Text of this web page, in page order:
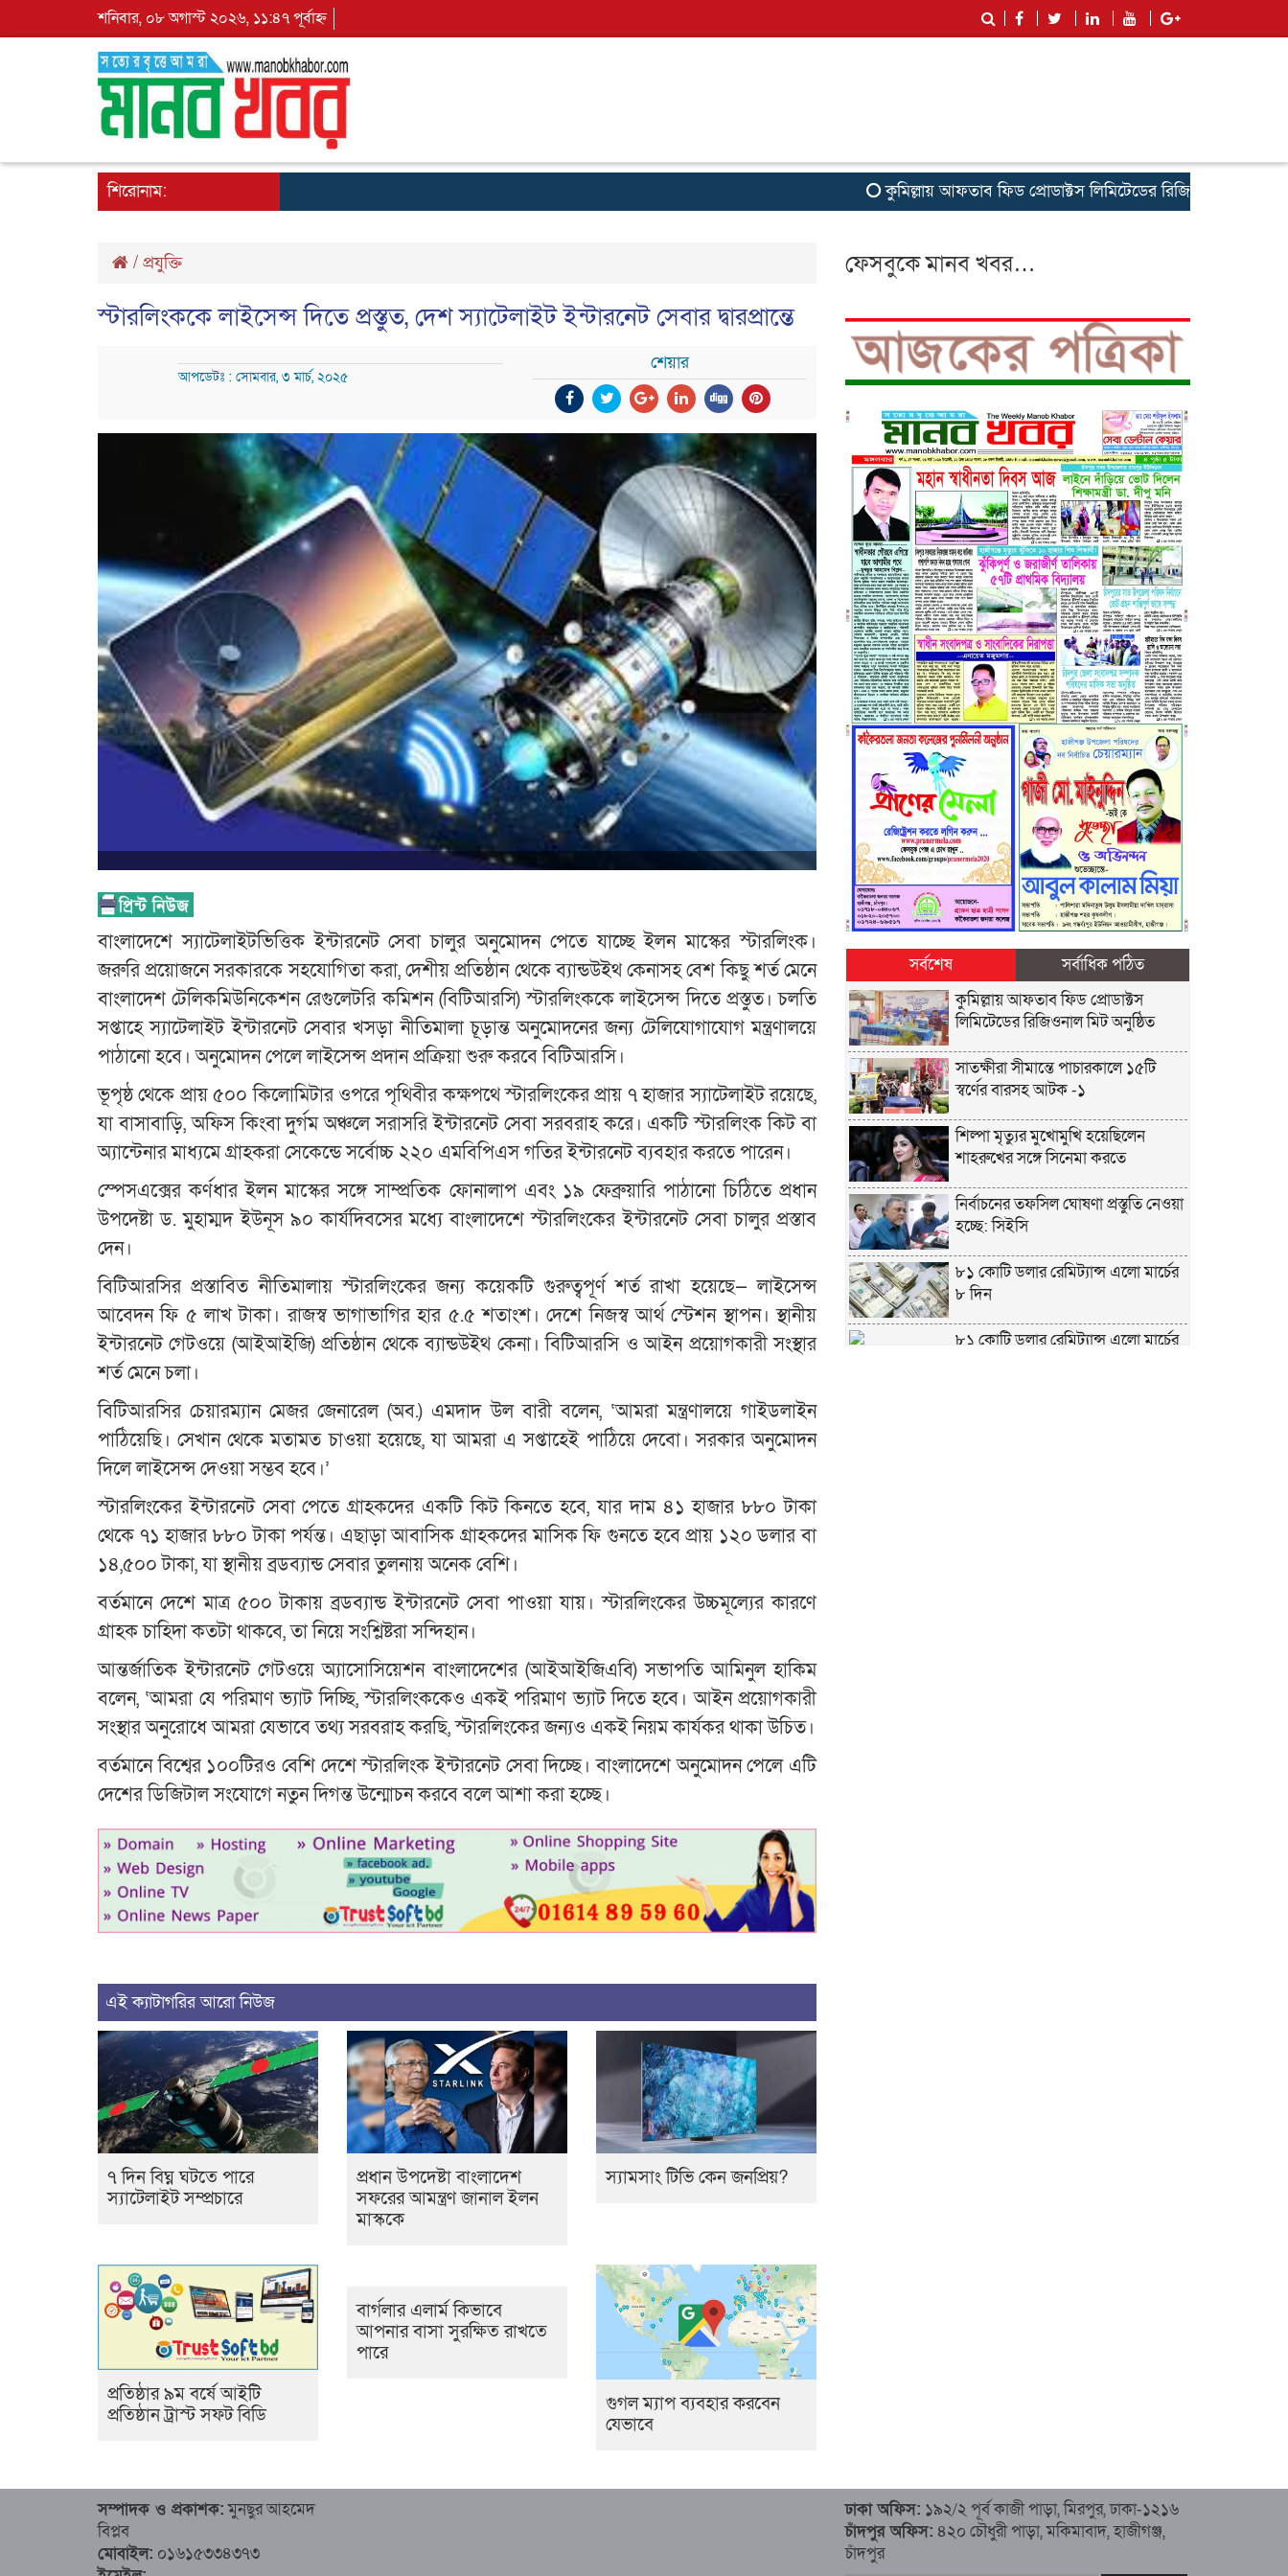
শনিবার, ০৮ অগাস্ট ২০২৬, ১১:৪৭ পূর্বাহ্ন
শিরোনাম: কুমিল্লায় আফতাব ফিড প্রোডাক্টস লিমিটেডের রিজিওনাল মিট অনুষ্ঠিত
/ প্রযুক্তি
স্টারলিংককে লাইসেন্স দিতে প্রস্তুত, দেশ স্যাটেলাইট ইন্টারনেট সেবার দ্বারপ্রান্তে
আপডেটঃ : সোমবার, ৩ মার্চ, ২০২৫
শেয়ার
বাংলাদেশে স্যাটেলাইটভিত্তিক ইন্টারনেট সেবা চালুর অনুমোদন পেতে যাচ্ছে ইলন মাস্কের স্টারলিংক।
জরুরি প্রয়োজনে সরকারকে সহযোগিতা করা, দেশীয় প্রতিষ্ঠান থেকে ব্যান্ডউইথ কেনাসহ বেশ কিছু শর্ত মেনে
বাংলাদেশ টেলিকমিউনিকেশন রেগুলেটরি কমিশন (বিটিআরসি) স্টারলিংককে লাইসেন্স দিতে প্রস্তুত। চলতি
সপ্তাহে স্যাটেলাইট ইন্টারনেট সেবার খসড়া নীতিমালা চূড়ান্ত অনুমোদনের জন্য টেলিযোগাযোগ মন্ত্রণালয়ে
পাঠানো হবে। অনুমোদন পেলে লাইসেন্স প্রদান প্রক্রিয়া শুরু করবে বিটিআরসি।
ভূপৃষ্ঠ থেকে প্রায় ৫০০ কিলোমিটার ওপরে পৃথিবীর কক্ষপথে স্টারলিংকের প্রায় ৭ হাজার স্যাটেলাইট রয়েছে,
যা বাসাবাড়ি, অফিস কিংবা দুর্গম অঞ্চলে সরাসরি ইন্টারনেট সেবা সরবরাহ করে। একটি স্টারলিংক কিট বা
অ্যান্টেনার মাধ্যমে গ্রাহকরা সেকেন্ডে সর্বোচ্চ ২২০ এমবিপিএস গতির ইন্টারনেট ব্যবহার করতে পারেন।
স্পেসএক্সের কর্ণধার ইলন মাস্কের সঙ্গে সাম্প্রতিক ফোনালাপ এবং ১৯ ফেব্রুয়ারি পাঠানো চিঠিতে প্রধান
উপদেষ্টা ড. মুহাম্মদ ইউনূস ৯০ কার্যদিবসের মধ্যে বাংলাদেশে স্টারলিংকের ইন্টারনেট সেবা চালুর প্রস্তাব
দেন।
বিটিআরসির প্রস্তাবিত নীতিমালায় স্টারলিংকের জন্য কয়েকটি গুরুত্বপূর্ণ শর্ত রাখা হয়েছে— লাইসেন্স
আবেদন ফি ৫ লাখ টাকা। রাজস্ব ভাগাভাগির হার ৫.৫ শতাংশ। দেশে নিজস্ব আর্থ স্টেশন স্থাপন। স্থানীয়
ইন্টারনেট গেটওয়ে (আইআইজি) প্রতিষ্ঠান থেকে ব্যান্ডউইথ কেনা। বিটিআরসি ও আইন প্রয়োগকারী সংস্থার
শর্ত মেনে চলা।
বিটিআরসির চেয়ারম্যান মেজর জেনারেল (অব.) এমদাদ উল বারী বলেন, ‘আমরা মন্ত্রণালয়ে গাইডলাইন
পাঠিয়েছি। সেখান থেকে মতামত চাওয়া হয়েছে, যা আমরা এ সপ্তাহেই পাঠিয়ে দেবো। সরকার অনুমোদন
দিলে লাইসেন্স দেওয়া সম্ভব হবে।’
স্টারলিংকের ইন্টারনেট সেবা পেতে গ্রাহকদের একটি কিট কিনতে হবে, যার দাম ৪১ হাজার ৮৮০ টাকা
থেকে ৭১ হাজার ৮৮০ টাকা পর্যন্ত। এছাড়া আবাসিক গ্রাহকদের মাসিক ফি গুনতে হবে প্রায় ১২০ ডলার বা
১৪,৫০০ টাকা, যা স্থানীয় ব্রডব্যান্ড সেবার তুলনায় অনেক বেশি।
বর্তমানে দেশে মাত্র ৫০০ টাকায় ব্রডব্যান্ড ইন্টারনেট সেবা পাওয়া যায়। স্টারলিংকের উচ্চমূল্যের কারণে
গ্রাহক চাহিদা কতটা থাকবে, তা নিয়ে সংশ্লিষ্টরা সন্দিহান।
আন্তর্জাতিক ইন্টারনেট গেটওয়ে অ্যাসোসিয়েশন বাংলাদেশের (আইআইজিএবি) সভাপতি আমিনুল হাকিম
বলেন, ‘আমরা যে পরিমাণ ভ্যাট দিচ্ছি, স্টারলিংককেও একই পরিমাণ ভ্যাট দিতে হবে। আইন প্রয়োগকারী
সংস্থার অনুরোধে আমরা যেভাবে তথ্য সরবরাহ করছি, স্টারলিংকের জন্যও একই নিয়ম কার্যকর থাকা উচিত।
বর্তমানে বিশ্বের ১০০টিরও বেশি দেশে স্টারলিংক ইন্টারনেট সেবা দিচ্ছে। বাংলাদেশে অনুমোদন পেলে এটি
দেশের ডিজিটাল সংযোগে নতুন দিগন্ত উন্মোচন করবে বলে আশা করা হচ্ছে।
এই ক্যাটাগরির আরো নিউজ
৭ দিন বিঘ্ন ঘটতে পারে
স্যাটেলাইট সম্প্রচারে
প্রধান উপদেষ্টা বাংলাদেশ
সফরের আমন্ত্রণ জানাল ইলন
মাস্ককে
স্যামসাং টিভি কেন জনপ্রিয়?
প্রতিষ্ঠার ৯ম বর্ষে আইটি
প্রতিষ্ঠান ট্রাস্ট সফট বিডি
বার্গলার এলার্ম কিভাবে
আপনার বাসা সুরক্ষিত রাখতে
পারে
গুগল ম্যাপ ব্যবহার করবেন
যেভাবে
ফেসবুকে মানব খবর…
সর্বশেষ
সর্বাধিক পঠিত
কুমিল্লায় আফতাব ফিড প্রোডাক্টস
লিমিটেডের রিজিওনাল মিট অনুষ্ঠিত
সাতক্ষীরা সীমান্তে পাচারকালে ১৫টি
স্বর্ণের বারসহ আটক -১
শিল্পা মৃত্যুর মুখোমুখি হয়েছিলেন
শাহরুখের সঙ্গে সিনেমা করতে
নির্বাচনের তফসিল ঘোষণা প্রস্তুতি নেওয়া
হচ্ছে: সিইসি
৮১ কোটি ডলার রেমিট্যান্স এলো মার্চের
৮ দিন
৮১ কোটি ডলার রেমিট্যান্স এলো মার্চের
সম্পাদক ও প্রকাশক:মুনছুর আহমেদ
বিপ্লব
মোবাইল: ০১৬১৫৩৩৪৩৭৩
ঢাকা অফিস: ১৯২/২ পূর্ব কাজী পাড়া, মিরপুর, ঢাকা-১২১৬
চাঁদপুর অফিস: ৪২০ চৌধুরী পাড়া, মকিমাবাদ, হাজীগঞ্জ,
চাঁদপুর